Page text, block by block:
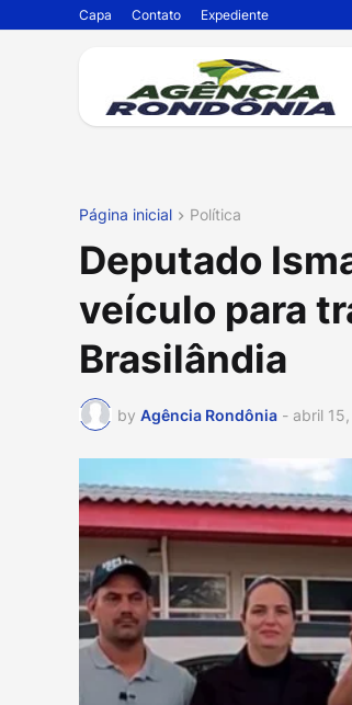
Capa Contato Expediente
Página inicial Política
Deputado
veículo para
Brasilândia
by Agência Rondônia - abril